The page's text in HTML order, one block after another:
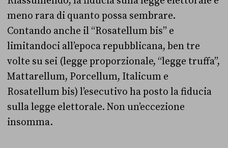
meno rara di quanto possa sembrare.
Contando anche il “Rosatellum bis” e
limitandoci all’epoca repubblicana, ben tre
volte su sei (legge proporzionale, “legge truffa”,
Mattarellum, Porcellum, Italicum e
Rosatellum bis) l’esecutivo ha posto la fiducia
sulla legge elettorale. Non un’eccezione
insomma.